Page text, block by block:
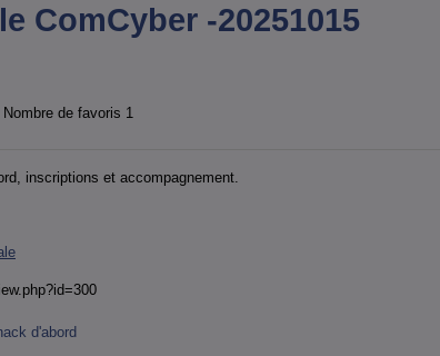
ComCyber -20251015
Nombre de favoris 1
inscriptions et accompagnement.
d'abord